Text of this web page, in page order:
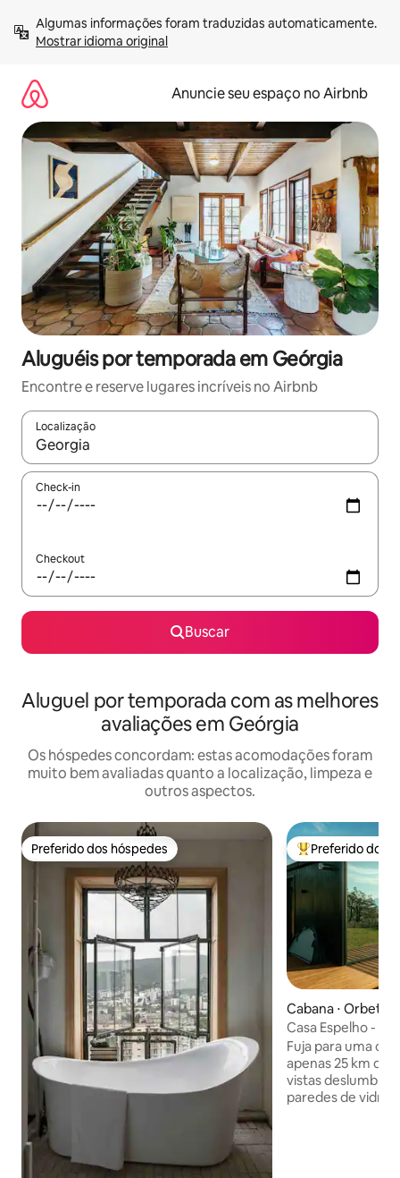
para
Mostrar idioma original
Anuncie seu espaço no Airbnb
Aluguéis por temporada em Geórgia
Encontre e reserve lugares incríveis no Airbnb
Localização
Quando os resultados estiverem disponíveis, explore-os
Check-in
Checkout
Buscar
Aluguel por temporada com as melhores
avaliações em Geórgia
Os hóspedes concordam: estas acomodações foram
muito bem avaliadas quanto a localização, limpeza e
outros aspectos.
Preferido dos hóspedes
Preferido dos hóspedes Entre os
Preferido dos
Cabana ⋅ Orbeti
Casa Espelho -
Fuja para uma
apenas 25 km de
vistas
paredes de vidro